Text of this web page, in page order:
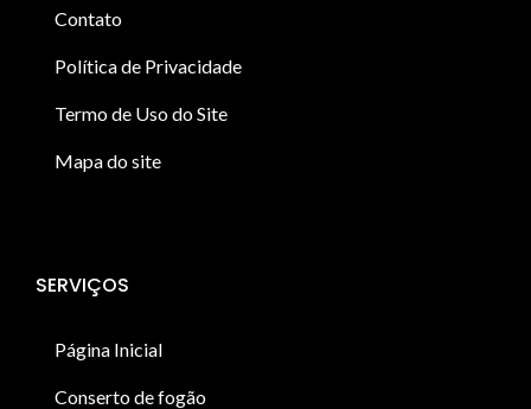
Contato
Política de Privacidade
Termo de Uso do Site
Mapa do site
SERVIÇOS
Página Inicial
Conserto de fogão